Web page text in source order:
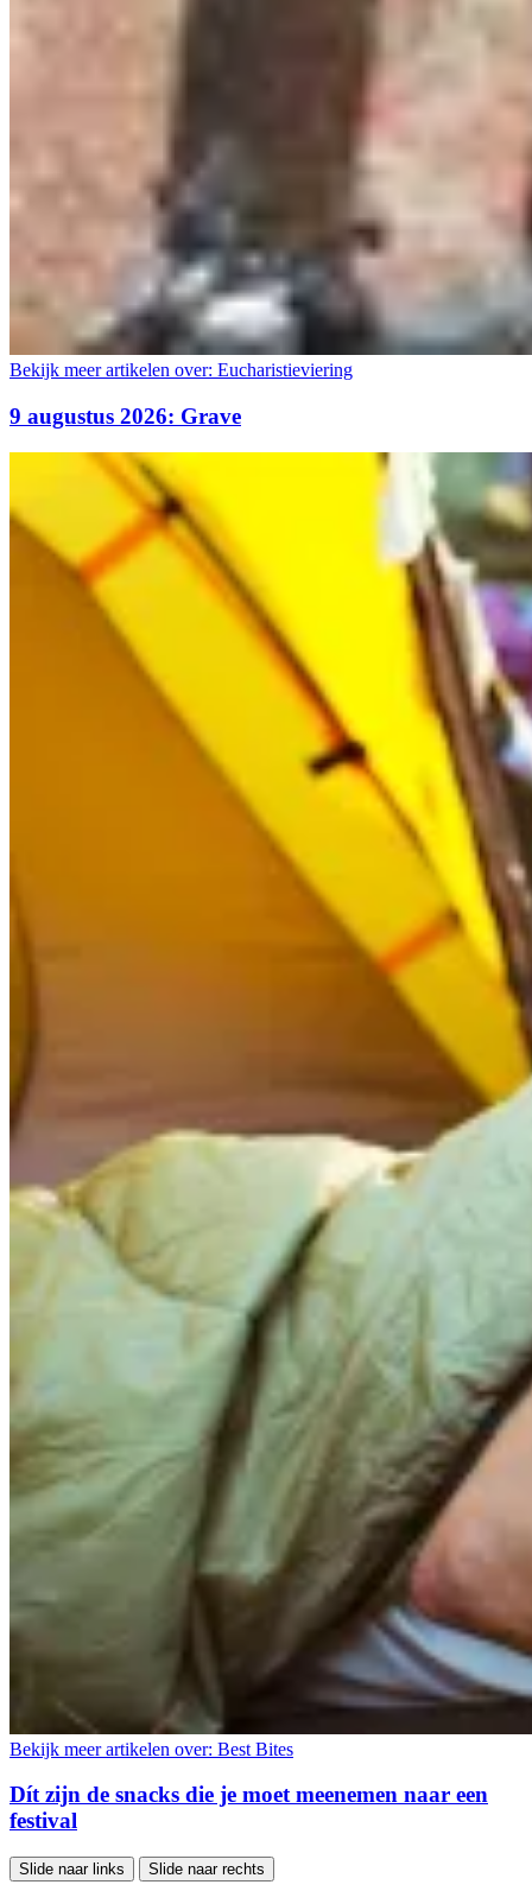
Bekijk meer artikelen over: Eucharistieviering
9 augustus 2026: Grave
Bekijk meer artikelen over: Best Bites
Dít zijn de snacks die je moet meenemen naar een
festival
Slide naar links Slide naar rechts